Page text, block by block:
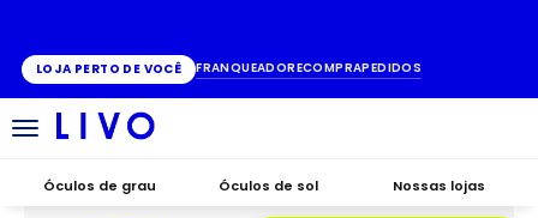
LOJA PERTO DE VOCÊ FRANQUEADORECOMPRAPEDIDOS
Alternar
Óculos de grau Óculos de sol Nossas lojas